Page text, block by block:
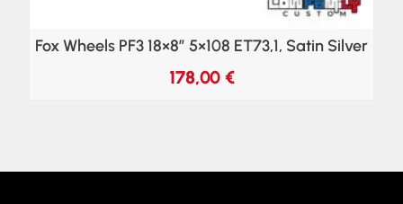
Fox Wheels PF3 18×8″ 5×108 ET73,1, Satin Silver
178,00 €